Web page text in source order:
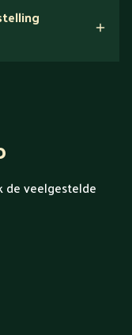
de veelgestelde